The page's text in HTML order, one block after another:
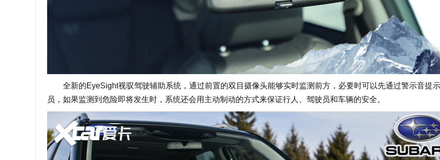
全新的EyeSight视驭驾驶辅助系统，通过前置的双目摄像头能够实时监测前方，必要时可以先通过警示音提
员，如果监测到危险即将发生时，系统还会用主动制动的方式来保证行人、驾驶员和车辆的安全。